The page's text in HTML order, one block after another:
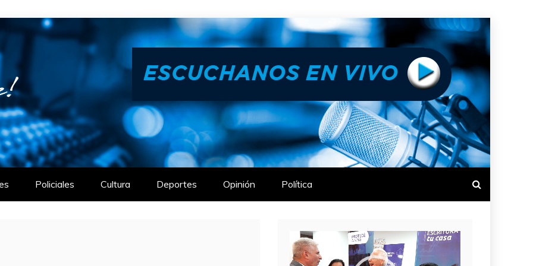
Policiales Cultura Deportes Opinión Política
Reproductor
de